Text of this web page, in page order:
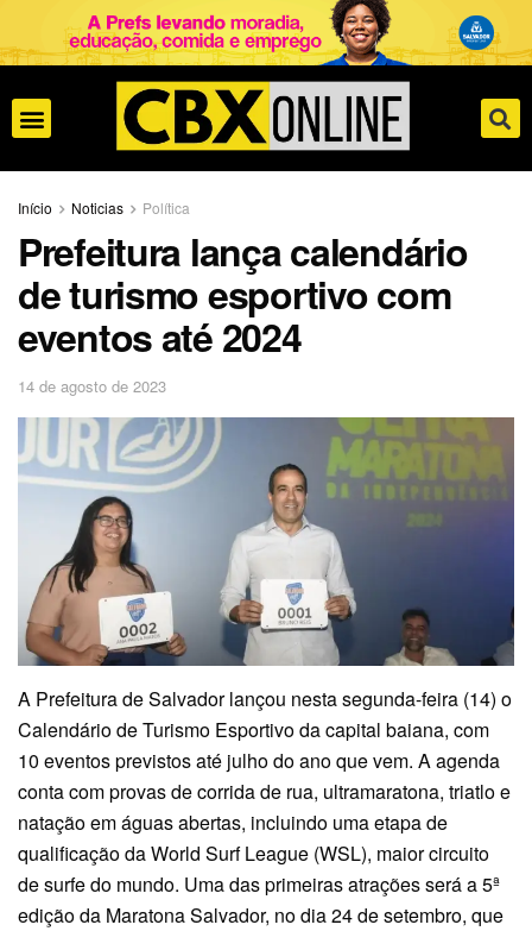
Início Noticias Política
Prefeitura lança calendário
de turismo esportivo com
eventos até 2024
14 de agosto de 2023
A Prefeitura de Salvador lançou nesta segunda-feira (14) o
Calendário de Turismo Esportivo da capital baiana, com
10 eventos previstos até julho do ano que vem. A agenda
conta com provas de corrida de rua, ultramaratona, triatlo e
natação em águas abertas, incluindo uma etapa de
qualificação da World Surf League (WSL), maior circuito
de surfe do mundo. Uma das primeiras atrações será a 5ª
edição da Maratona Salvador, no dia 24 de setembro, que